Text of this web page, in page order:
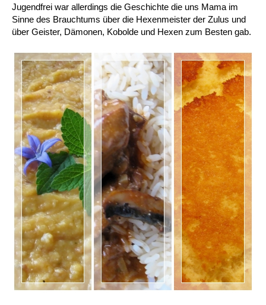
Jugendfrei war allerdings die Geschichte die uns Mama im
Sinne des Brauchtums über die Hexenmeister der Zulus und
über Geister, Dämonen, Kobolde und Hexen zum Besten gab.